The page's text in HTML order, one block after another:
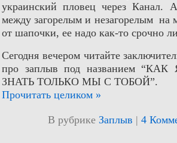
украинский пловец через Канал.
между загорелым и незагорелым на
от шапочки, ее надо как-то срочно
Сегодня вечером читайте
про заплыв под названием
ЗНАТЬ ТОЛЬКО МЫ С ТОБОЙ”.
Прочитать целиком »
В рубрике Заплыв | 4